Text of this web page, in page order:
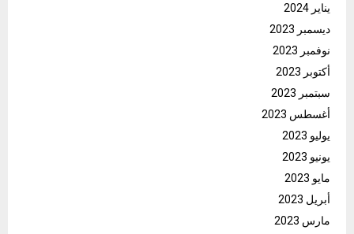
يناير 2024
ديسمبر 2023
نوفمبر 2023
أكتوبر 2023
سبتمبر 2023
أغسطس 2023
يوليو 2023
يونيو 2023
مايو 2023
أبريل 2023
مارس 2023